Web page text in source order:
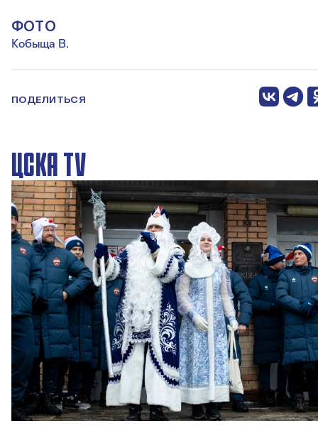
ФОТО
Кобыща В.
ПОДЕЛИТЬСЯ
ЦСКА TV
Новогодний праздник в Академии ПФК ЦСКА
27 ДЕКАБРЯ 2025 09:00